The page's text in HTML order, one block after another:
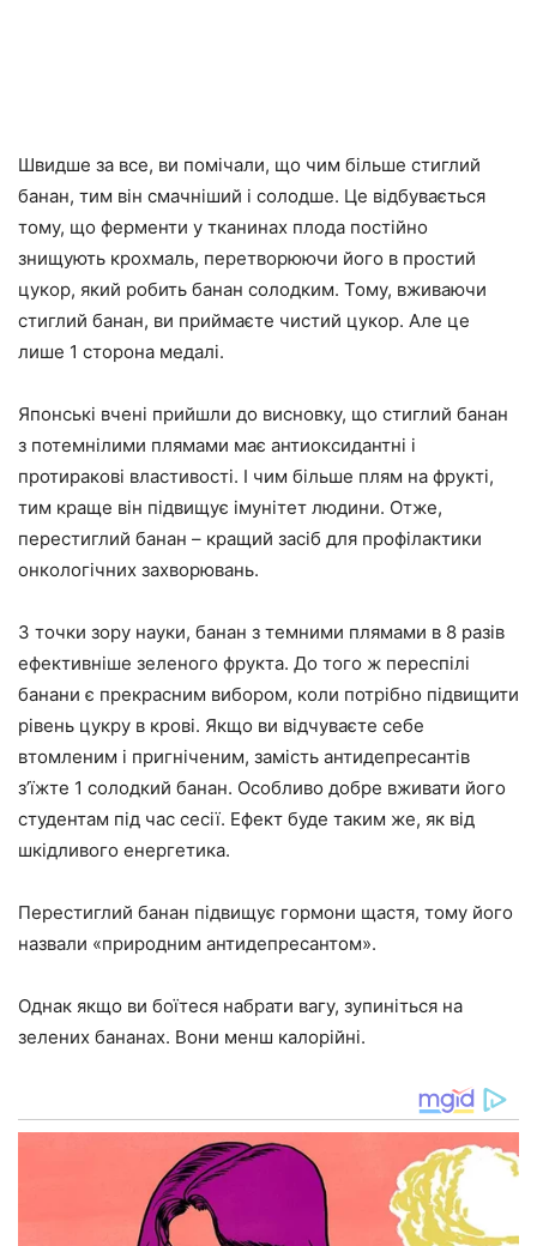
Швидше за все, ви помічали, що чим більше стиглий
банан, тим він смачніший і солодше. Це відбувається
тому, що ферменти у тканинах плода постійно
знищують крохмаль, перетворюючи його в простий
цукор, який робить банан солодким. Тому, вживаючи
стиглий банан, ви приймаєте чистий цукор. Але це
лише 1 сторона медалі.
Японські вчені прийшли до висновку, що стиглий банан
з потемнілими плямами має антиоксидантні і
протиракові властивості. І чим більше плям на фрукті,
тим краще він підвищує імунітет людини. Отже,
перестиглий банан – кращий засіб для профілактики
онкологічних захворювань.
З точки зору науки, банан з темними плямами в 8 разів
ефективніше зеленого фрукта. До того ж переспілі
банани є прекрасним вибором, коли потрібно підвищити
рівень цукру в крові. Якщо ви відчуваєте себе
втомленим і пригніченим, замість антидепресантів
з’їжте 1 солодкий банан. Особливо добре вживати його
студентам під час сесії. Ефект буде таким же, як від
шкідливого енергетика.
Перестиглий банан підвищує гормони щастя, тому його
назвали «природним антидепресантом».
Однак якщо ви боїтеся набрати вагу, зупиніться на
зелених бананах. Вони менш калорійні.